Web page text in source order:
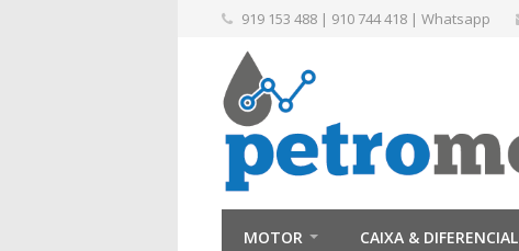
919 153 488 | 910 744 418 | Whatsapp
MOTOR CAIXA & DIFERENCIAL